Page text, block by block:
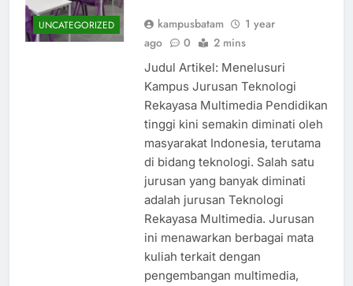
UNCATEGORIZED kampusbatam
1 year
ago
0 2 mins
Judul Artikel: Menelusuri
Kampus Jurusan Teknologi
Rekayasa Multimedia Pendidikan
tinggi kini semakin diminati oleh
masyarakat Indonesia, terutama
di bidang teknologi. Salah satu
jurusan yang banyak diminati
adalah jurusan Teknologi
Rekayasa Multimedia. Jurusan
ini menawarkan berbagai mata
kuliah terkait dengan
pengembangan multimedia,